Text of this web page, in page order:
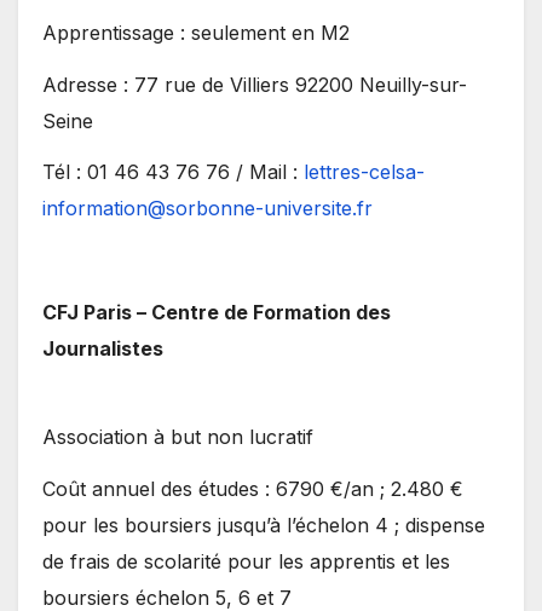
Apprentissage : seulement en M2
Adresse : 77 rue de Villiers 92200 Neuilly-sur-
Seine
Tél : 01 46 43 76 76 / Mail : lettres-celsa-
information@sorbonne-universite.fr
CFJ Paris – Centre de Formation des
Journalistes
Association à but non lucratif
Coût annuel des études : 6790 €/an ; 2.480 €
pour les boursiers jusqu’à l’échelon 4 ; dispense
de frais de scolarité pour les apprentis et les
boursiers échelon 5, 6 et 7